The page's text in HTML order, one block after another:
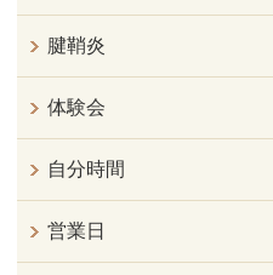
腱鞘炎
体験会
自分時間
営業日